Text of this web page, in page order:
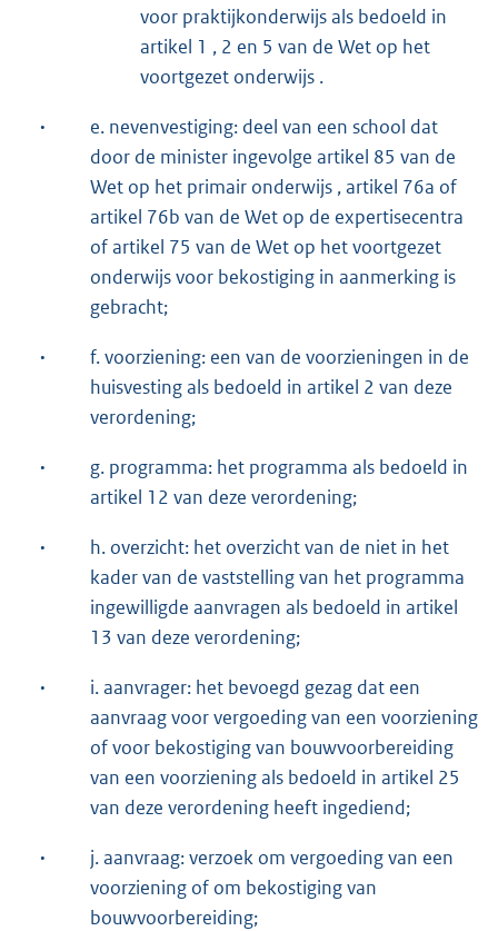
voor praktijkonderwijs als bedoeld in
artikel 1 , 2 en 5 van de Wet op het
voortgezet onderwijs .
·
e. nevenvestiging: deel van een school dat
door de minister ingevolge artikel 85 van de
Wet op het primair onderwijs , artikel 76a of
artikel 76b van de Wet op de expertisecentra
of artikel 75 van de Wet op het voortgezet
onderwijs voor bekostiging in aanmerking is
gebracht;
·
f. voorziening: een van de voorzieningen in de
huisvesting als bedoeld in artikel 2 van deze
verordening;
·
g. programma: het programma als bedoeld in
artikel 12 van deze verordening;
·
h. overzicht: het overzicht van de niet in het
kader van de vaststelling van het programma
ingewilligde aanvragen als bedoeld in artikel
13 van deze verordening;
·
i. aanvrager: het bevoegd gezag dat een
aanvraag voor vergoeding van een voorziening
of voor bekostiging van bouwvoorbereiding
van een voorziening als bedoeld in artikel 25
van deze verordening heeft ingediend;
·
j. aanvraag: verzoek om vergoeding van een
voorziening of om bekostiging van
bouwvoorbereiding;